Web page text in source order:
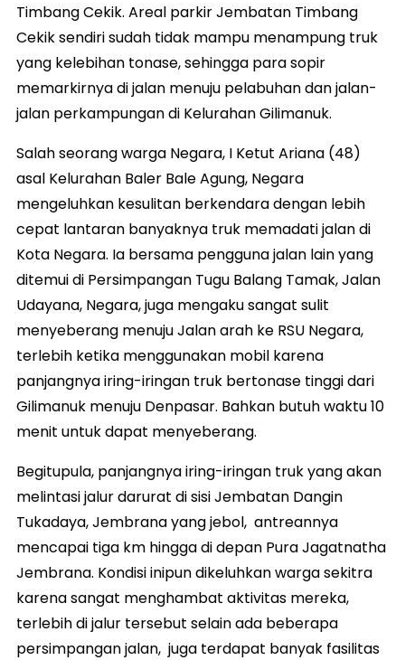
Timbang Cekik. Areal parkir Jembatan Timbang
Cekik sendiri sudah tidak mampu menampung truk
yang kelebihan tonase, sehingga para sopir
memarkirnya di jalan menuju pelabuhan dan jalan-
jalan perkampungan di Kelurahan Gilimanuk.
Salah seorang warga Negara, I Ketut Ariana (48)
asal Kelurahan Baler Bale Agung, Negara
mengeluhkan kesulitan berkendara dengan lebih
cepat lantaran banyaknya truk memadati jalan di
Kota Negara. Ia bersama pengguna jalan lain yang
ditemui di Persimpangan Tugu Balang Tamak, Jalan
Udayana, Negara, juga mengaku sangat sulit
menyeberang menuju Jalan arah ke RSU Negara,
terlebih ketika menggunakan mobil karena
panjangnya iring-iringan truk bertonase tinggi dari
Gilimanuk menuju Denpasar. Bahkan butuh waktu 10
menit untuk dapat menyeberang.
Begitupula, panjangnya iring-iringan truk yang akan
melintasi jalur darurat di sisi Jembatan Dangin
Tukadaya, Jembrana yang jebol, antreannya
mencapai tiga km hingga di depan Pura Jagatnatha
Jembrana. Kondisi inipun dikeluhkan warga sekitra
karena sangat menghambat aktivitas mereka,
terlebih di jalur tersebut selain ada beberapa
persimpangan jalan, juga terdapat banyak fasilitas